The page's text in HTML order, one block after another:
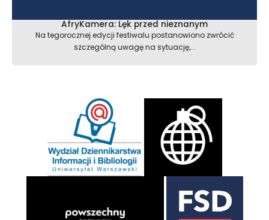
AfryKamera: Lęk przed nieznanym
Na tegorocznej edycji festiwalu postanowiono zwrócić
szczególną uwagę na sytuację,...